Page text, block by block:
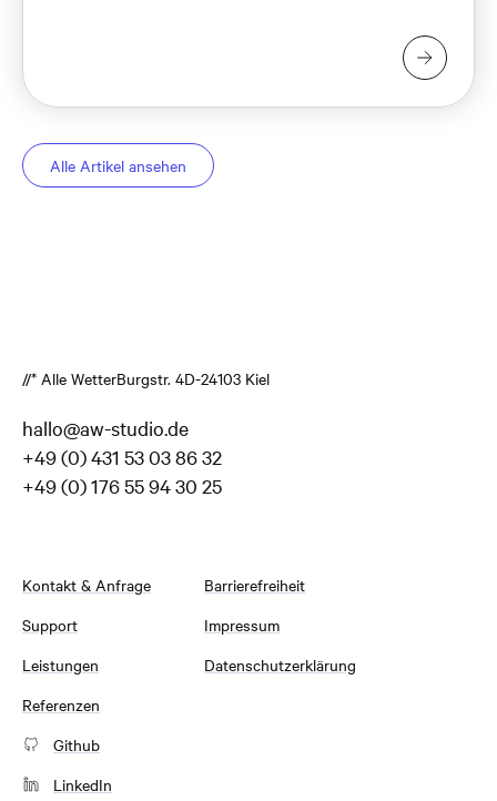
Alle Artikel ansehen
//* Alle WetterBurgstr. 4D-24103 Kiel
hallo@aw-studio.de
+49 (0) 431 53 03 86 32
+49 (0) 176 55 94 30 25
Kontakt & Anfrage
Support
Leistungen
Referenzen
Barrierefreiheit
Impressum
Datenschutzerklärung
Github
LinkedIn